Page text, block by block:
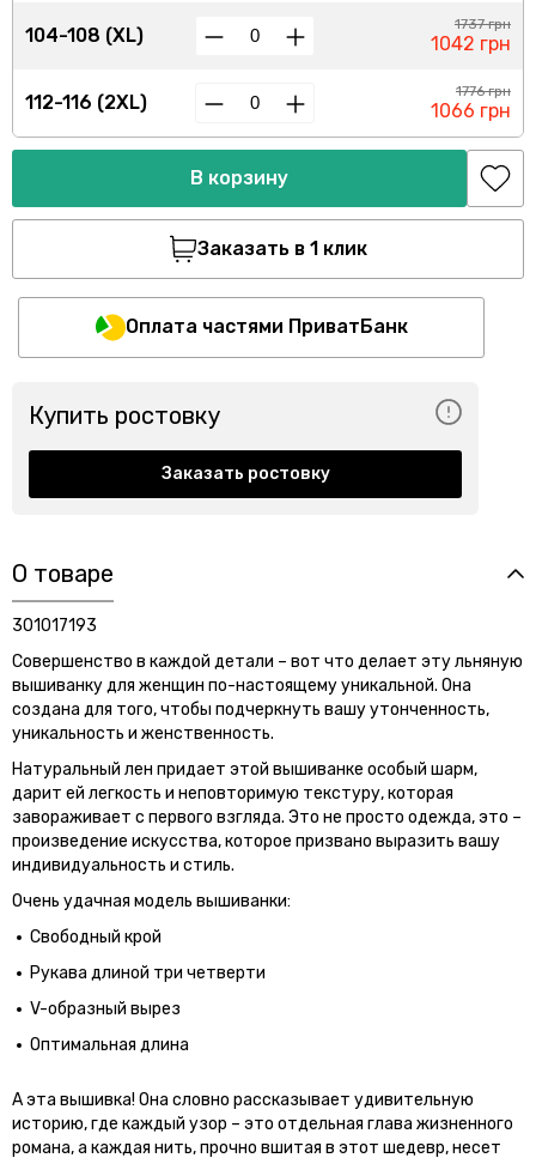
104-108 (XL)
112-116 (2XL)
1737 грн
1042 грн
1776 грн
1066 грн
В корзину
Заказать в 1 клик
Оплата частями ПриватБанк
Купить ростовку
Заказать ростовку
О товаре
301017193
Совершенство в каждой детали – вот что делает эту льняную
вышиванку для женщин по-настоящему уникальной. Она
создана для того, чтобы подчеркнуть вашу утонченность,
уникальность и женственность.
Натуральный лен придает этой вышиванке особый шарм,
дарит ей легкость и неповторимую текстуру, которая
завораживает с первого взгляда. Это не просто одежда, это –
произведение искусства, которое призвано выразить вашу
индивидуальность и стиль.
Очень удачная модель вышиванки:
Свободный крой
Рукава длиной три четверти
V-образный вырез
Оптимальная длина
А эта вышивка! Она словно рассказывает удивительную
историю, где каждый узор – это отдельная глава жизненного
романа, а каждая нить, прочно вшитая в этот шедевр, несет